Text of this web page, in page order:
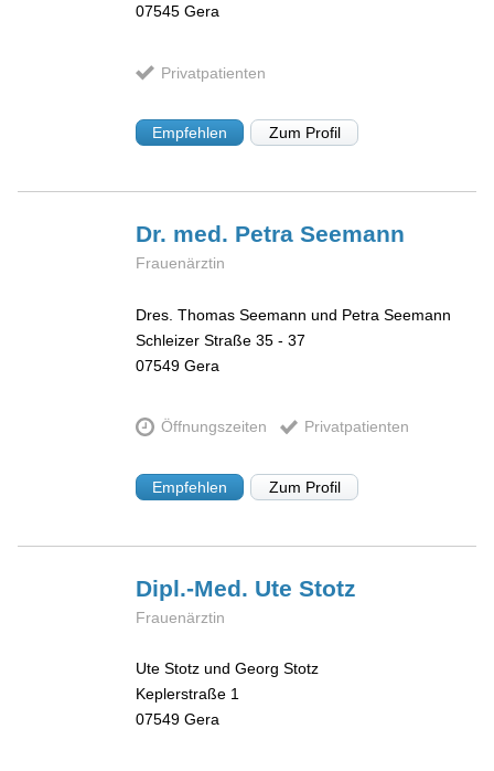
07545 Gera
Privatpatienten
Empfehlen Zum Profil
Dr. med. PetraSeemann
Frauenärztin
Dres. Thomas Seemann und Petra Seemann
Schleizer Straße 35 - 37
07549 Gera
Öffnungszeiten Privatpatienten
Empfehlen Zum Profil
Dipl.-Med. UteStotz
Frauenärztin
Ute Stotz und Georg Stotz
Keplerstraße 1
07549 Gera